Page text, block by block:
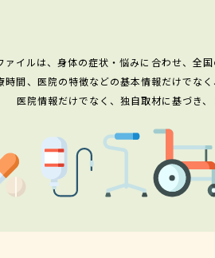
ァイルは、身体の症状・悩みに合わせ、全
間、医院の特徴などの基本情報だけでな
医院情報だけでなく、独自取材に基づき